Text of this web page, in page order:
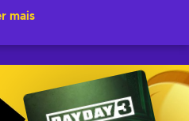
mais